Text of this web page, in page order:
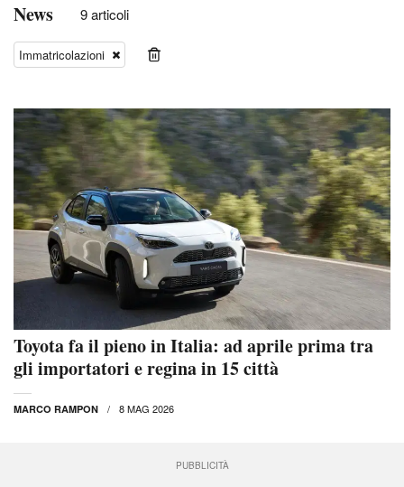
News 9 articoli
Immatricolazioni
Toyota fa il pieno in Italia: ad aprile prima tra
gli importatori e regina in 15 città
MARCO RAMPON 8 MAG 2026
PUBBLICITÀ